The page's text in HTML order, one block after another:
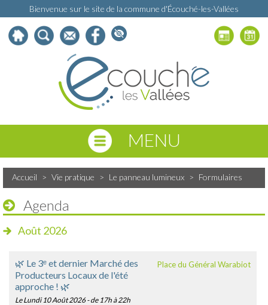
Bienvenue sur le site de la commune d'Écouché-les-Vallées
MENU
Accueil > Vie pratique > Le panneau lumineux > Formulaires
Agenda
Août 2026
Place du Général Warabiot
🌿 Le 3ᵉ et dernier Marché des
Producteurs Locaux de l'été
approche ! 🌿
Le Lundi 10 Août 2026- de 17h à 22h